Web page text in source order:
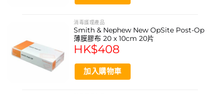
消毒護理產品
Smith & Nephew New OpSite Post-Op
薄膜膠布 20 x 10cm 20片
HK$408
加入購物車